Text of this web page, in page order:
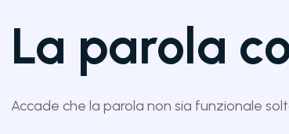
La parola
Accade che la parola non sia funzionale